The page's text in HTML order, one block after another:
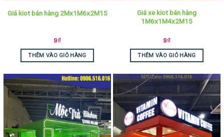
Giá kiot bán hàng 2Mx1M6x2M15
9₫
THÊM VÀO GIỎ HÀNG
Giá xe kiot bán hàng
1M6x1M4x2M15
9₫
THÊM VÀO GIỎ HÀNG